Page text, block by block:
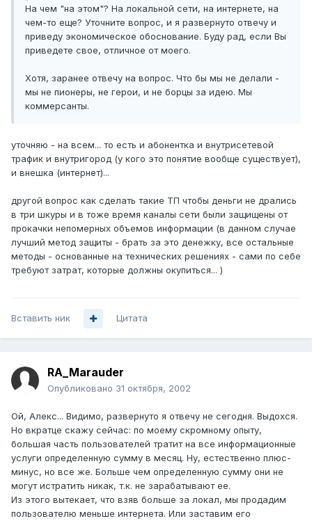
На чем "на этом"? На локальной сети, на интернете, на
чем-то еще? Уточните вопрос, и я развернуто отвечу и
приведу экономическое обоснование. Буду рад, если Вы
приведете свое, отличное от моего.
Хотя, заранее отвечу на вопрос. Что бы мы не делали -
мы не пионеры, не герои, и не борцы за идею. Мы
коммерсанты.
уточняю - на всем... то есть и абонентка и внутрисетевой
трафик и внутригород (у кого это понятие вообще существует),
и внешка (интернет)...
другой вопрос как сделать такие ТП чтобы деньги не дрались
в три шкуры и в тоже время каналы сети были защищены от
прокачки непомерных объемов информации (в данном случае
лучший метод защиты - брать за это денежку, все остальные
методы - основанные на технических решениях - сами по себе
требуют затрат, которые должны окупиться... )
Вставить ник Цитата
RA_Marauder
Опубликовано 31 октября, 2002
Ой, Алекс... Видимо, развернуто я отвечу не сегодня. Выдохся.
Но вкратце скажу сейчас: по моему скромному опыту,
большая часть пользователей тратит на все информационные
услуги определенную сумму в месяц. Ну, естественно плюс-
минус, но все же. Больше чем определенную сумму они не
могут истратить никак, т.к. не зарабатывают ее.
Из этого вытекает, что взяв больше за локал, мы продадим
пользователю меньше интернета. Или заставим его